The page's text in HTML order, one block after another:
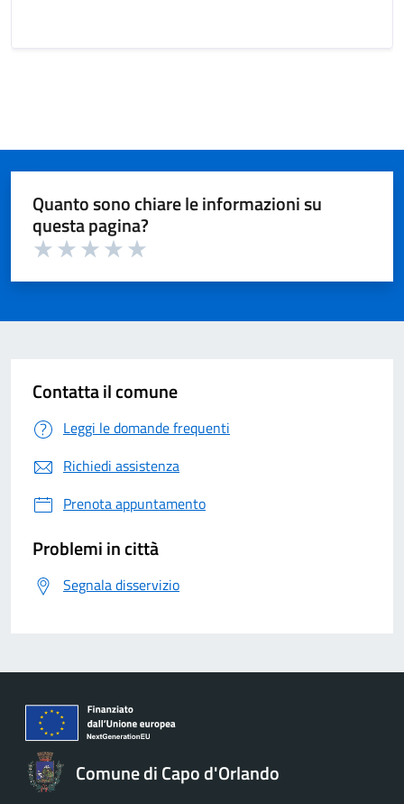
Quanto sono chiare le informazioni su
questa pagina?
Contatta il comune
Leggi le domande frequenti
Richiedi assistenza
Prenota appuntamento
Problemi in città
Segnala disservizio
Comune di Capo d'Orlando